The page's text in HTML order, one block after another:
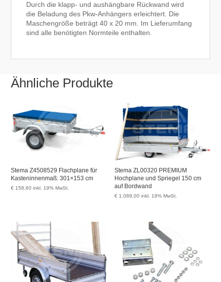
Durch die klapp- und aushängbare Rückwand wird
die Beladung des Pkw-Anhängers erleichtert. Die
Maschengröße beträgt 40 x 20 mm. Im Lieferumfang
sind alle benötigten Normteile enthalten.
Ähnliche Produkte
Stema Z4508529 Flachplane für
Kasteninnenmaß: 301×153 cm
€ 158,60 inkl. 19% MwSt.
Stema ZL00320 PREMIUM
Hochplane und Spriegel 150 cm
auf Bordwand
€ 1.089,00 inkl. 19% MwSt.